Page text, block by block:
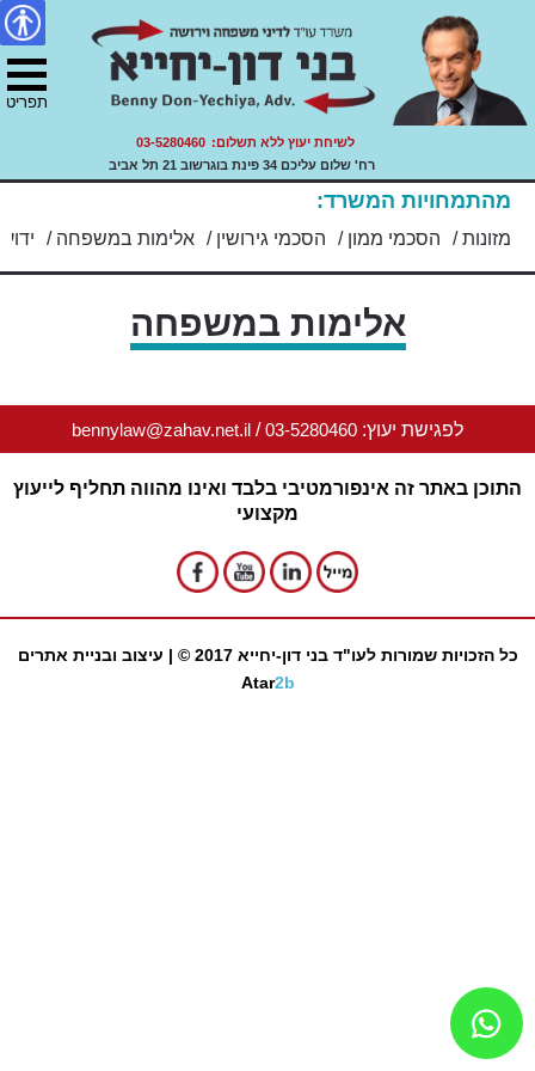
עו"ד בני דון יחייא
דיני משפחה, ירושה ועזבונות.
נגישות
content
לשיחת יעוץ ללא תשלום: 03-5280460
רח' שלום עליכם 34 פינת בוגרשוב 21 תל אביב
מהתמחויות המשרד:
מזונות/ הסכמי ממון / הסכמי גירושין / אלימות במשפחה /
אלימות במשפחה
לפגישת יעוץ: 03-5280460
/
bennylaw@zahav.net.il
התוכן באתר זה אינפורמטיבי בלבד ואינו מהווה תחליף לייעוץ
מקצועי
כל הזכויות שמורות לעו"ד בני דון-יחייא 2017 © |
עיצוב ובניית אתרים
Atar2b
תפריט